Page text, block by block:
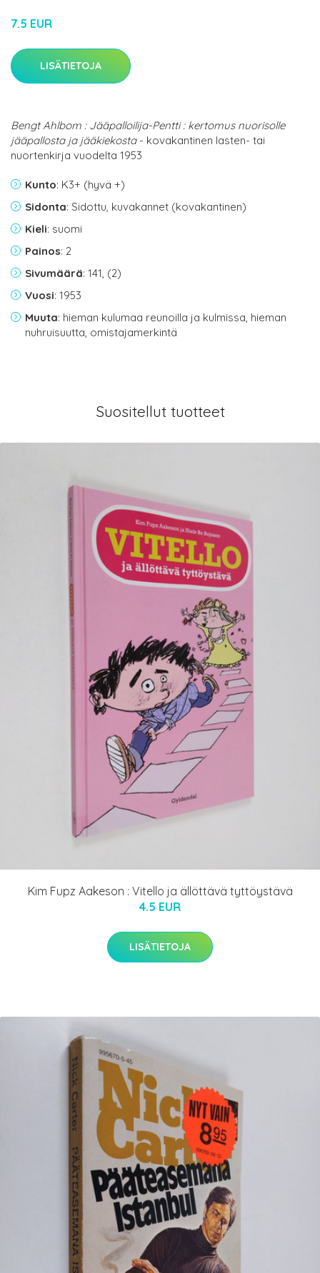
7.5 EUR
LISÄTIETOJA
Bengt Ahlbom : Jääpalloilija-Pentti : kertomus nuorisolle
jääpallosta ja jääkiekosta- kovakantinen lasten- tai
nuortenkirja vuodelta 1953
Kunto: K3+ (hyvä +)
Sidonta: Sidottu, kuvakannet (kovakantinen)
Kieli: suomi
Painos: 2
Sivumäärä: 141, (2)
Vuosi: 1953
Muuta: hieman kulumaa reunoilla ja kulmissa, hieman
nuhruisuutta, omistajamerkintä
Suositellut tuotteet
Kim Fupz Aakeson : Vitello ja ällöttävä tyttöystävä
4.5 EUR
LISÄTIETOJA